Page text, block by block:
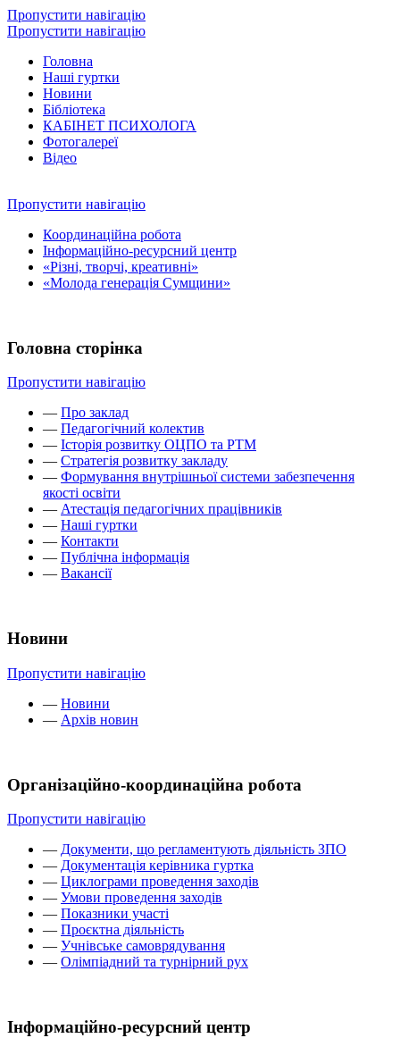
Пропустити навігацію
Пропустити навігацію
Головна
Наші гуртки
Новини
Бібліотека
КАБІНЕТ ПСИХОЛОГА
Фотогалереї
Відео
Пропустити навігацію
Координаційна робота
Інформаційно-ресурсний центр
«Різні, творчі, креативні»
«Молода генерація Сумщини»
Головна сторінка
Пропустити навігацію
— Про заклад
— Педагогічний колектив
— Історія розвитку ОЦПО та РТМ
— Стратегія розвитку закладу
— Формування внутрішньої системи забезпечення
якості освіти
— Атестація педагогічних працівників
— Наші гуртки
— Контакти
— Публічна інформація
— Вакансії
Новини
Пропустити навігацію
— Новини
— Архів новин
Організаційно-координаційна робота
Пропустити навігацію
— Документи, що регламентують діяльність ЗПО
— Документація керівника гуртка
— Циклограми проведення заходів
— Умови проведення заходів
— Показники участі
— Проєктна діяльність
— Учнівське самоврядування
— Олімпіадний та турнірний рух
Інформаційно-ресурсний центр